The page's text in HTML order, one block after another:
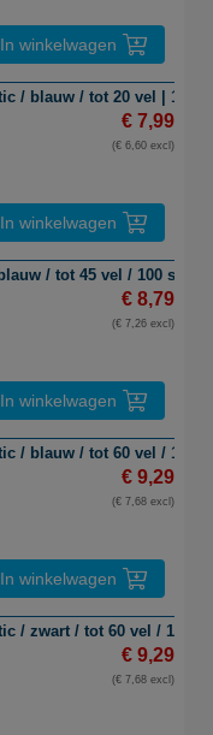
In winkelwagen
/ blauw / tot 20 vel | 100
€ 7,99
(€ 6,60 excl)
In winkelwagen
/ tot 45 vel / 100 stuks
€ 8,79
(€ 7,26 excl)
In winkelwagen
/ blauw / tot 60 vel / 100
€ 9,29
(€ 7,68 excl)
In winkelwagen
/ zwart / tot 60 vel / 100
€ 9,29
(€ 7,68 excl)